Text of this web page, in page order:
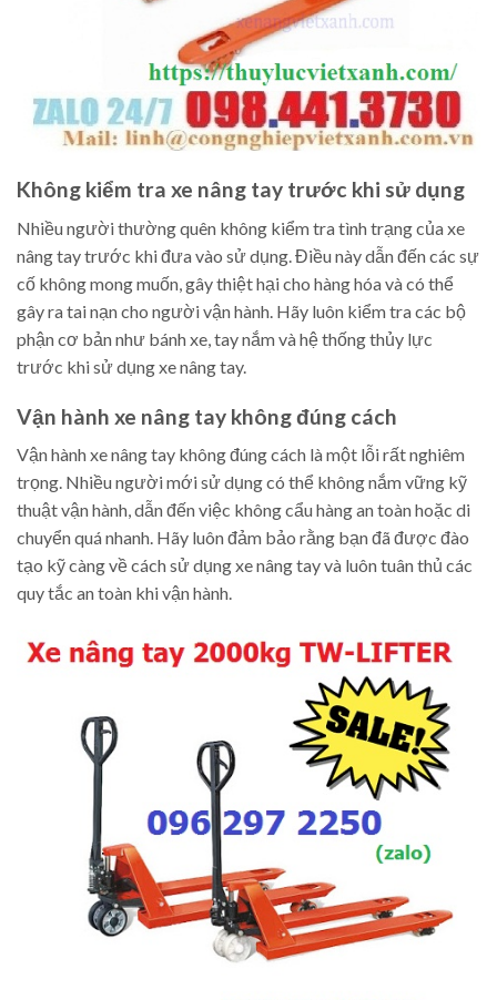
Không kiểm tra xe nâng tay trước khi sử dụng
Nhiều người thường quên không kiểm tra tình trạng của xe
nâng tay trước khi đưa vào sử dụng. Điều này dẫn đến các sự
cố không mong muốn, gây thiệt hại cho hàng hóa và có thể
gây ra tai nạn cho người vận hành. Hãy luôn kiểm tra các bộ
phận cơ bản như bánh xe, tay nắm và hệ thống thủy lực
trước khi sử dụng xe nâng tay.
Vận hành xe nâng tay không đúng cách
Vận hành xe nâng tay không đúng cách là một lỗi rất nghiêm
trọng. Nhiều người mới sử dụng có thể không nắm vững kỹ
thuật vận hành, dẫn đến việc không cẩu hàng an toàn hoặc di
chuyển quá nhanh. Hãy luôn đảm bảo rằng bạn đã được đào
tạo kỹ càng về cách sử dụng xe nâng tay và luôn tuân thủ các
quy tắc an toàn khi vận hành.